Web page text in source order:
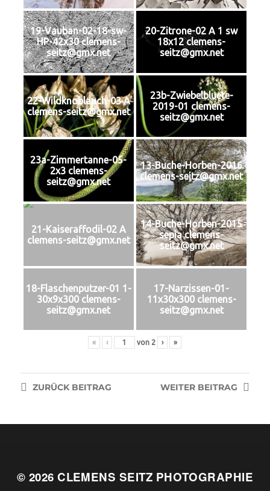
19-Vauban-02-18-sw-
HP-42x30 clemens-
seitz@gmx.net
20-Zitrone-02 A 1 sw
18x12 clemens-
seitz@gmx.net
22-Wildknoblauch-03 A
clemens-seitz@gmx.net
23b-Zwiebelbluete-
2019-01 clemens-
seitz@gmx.net
23a-Zimmertanne-05-
2x3 clemens-
seitz@gmx.net
13-Buche-Horben-2016
clemens-seitz@gmx.net
21-Kaiseraffodil-02 A
clemens-seitz@gmx.net
14-Buche-Horben-2015
sepia clemens-
seitz@gmx.net
18-Flaschenputzer-01 1-
30x9x300 clemens-
seitz@gmx.net
17-Narzissen-01-
11x30x300 clemens-
seitz@gmx.net
« ‹ von 2 › »
WEITER BEITRAG
ZURÜCKBEITRAG
© 2026CLEMENS SEITZ PHOTOGRAPHIE